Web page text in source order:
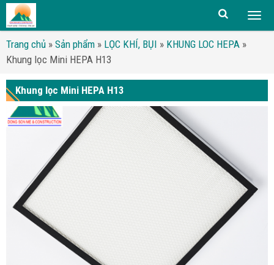
Trang chủ » Sản phẩm » LỌC KHÍ, BỤI » KHUNG LOC HEPA »
Khung lọc Mini HEPA H13
Khung lọc Mini HEPA H13